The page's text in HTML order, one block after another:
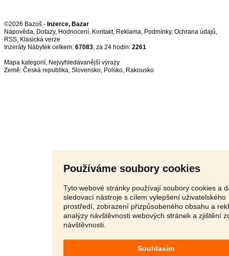
Používáme soubory cookies
Tyto webové stránky používají soubory cookies a
sledovací nástroje s cílem vylepšení uživatelského
prostředí, zobrazení přizpůsobeného obsahu a
analýzy návštěvnosti webových stránek a zjištění
návštěvnosti.
Souhlasím
©2026 Bazoš - Inzerce, Bazar
Nápověda, Dotazy, Hodnocení, Kontakt, Reklama, Podmínky, Ochrana údajů,
RSS,
Inzeráty Nábytek celkem: 67083, za 24 hodin: 2261
Mapa kategorií, Nejvyhledávanější výrazy
Země: Česká republika, Slovensko, Polsko, Rakousko